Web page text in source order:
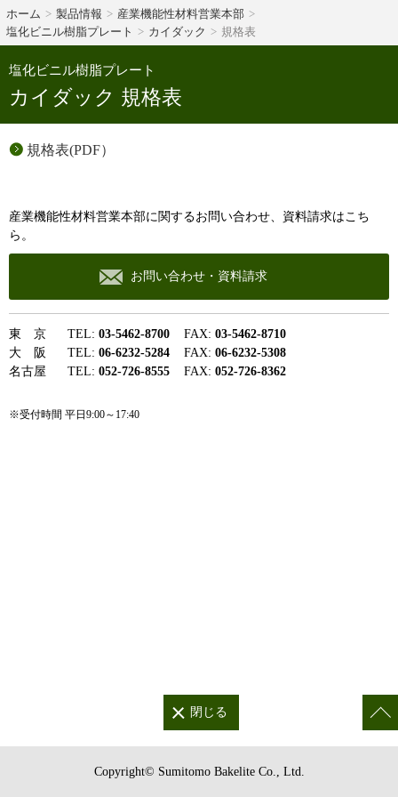
ホーム 製品情報
産業機能性材料営業本部
塩化ビニル樹脂プレート
カイダック 規格表
塩化ビニル樹脂プレート
カイダック 規格表
規格表(PDF）
産業機能性材料営業本部に関するお問い合わせ、資料請求はこち
ら。
お問い合わせ・資料請求
東 京 TEL: 03-5462-8700 FAX: 03-5462-8710
大 阪 TEL: 06-6232-5284 FAX: 06-6232-5308
名古屋 TEL: 052-726-8555 FAX: 052-726-8362
※受付時間 平日9:00～17:40
Copyright© Sumitomo Bakelite Co., Ltd.